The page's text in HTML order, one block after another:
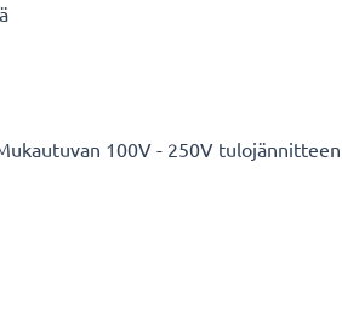
100V - 250V